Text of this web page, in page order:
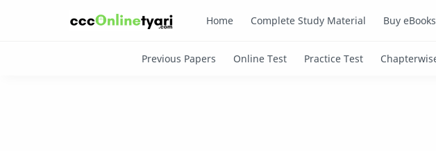
Home Complete Study Material Buy eBooks